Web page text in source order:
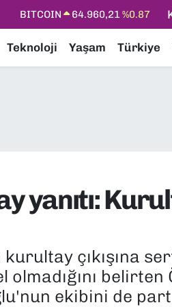
DOLAR 47,7436%0.18
STERLİN
64,4811%0.38
Teknoloji Yaşam Türkiye
yanıtı:
çıkışına
belirten
ekibini de